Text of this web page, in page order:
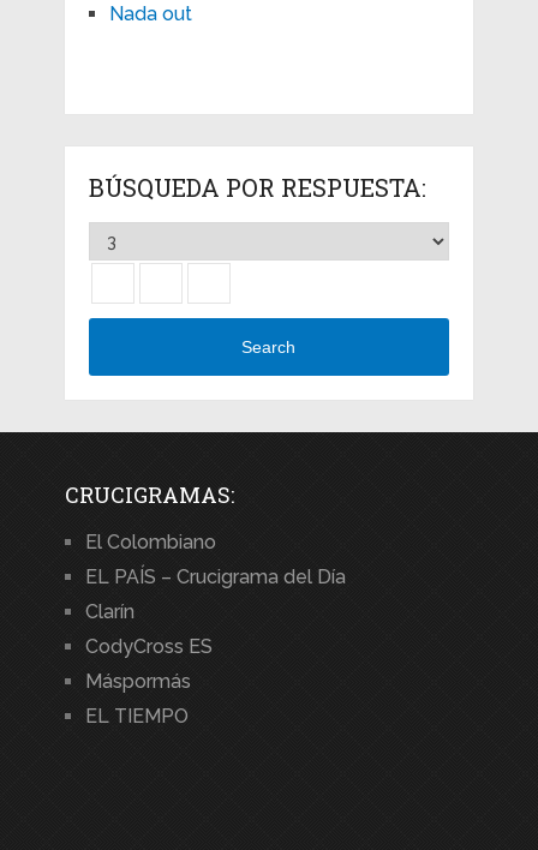
Nada out
BÚSQUEDA POR RESPUESTA:
Search
CRUCIGRAMAS:
El Colombiano
EL PAÍS – Crucigrama del Día
Clarín
CodyCross ES
Máspormás
EL TIEMPO